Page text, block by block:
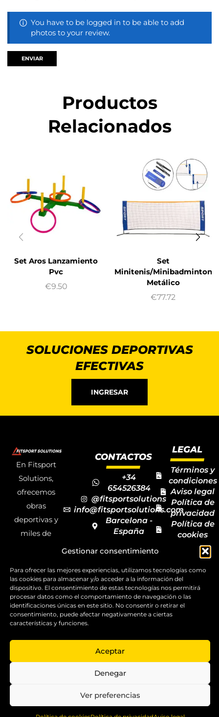
Gestionar consentimiento
Para ofrecer las mejores experiencias, utilizamos tecnologías como
las cookies para almacenar y/o acceder a la información del
dispositivo. El consentimiento de estas tecnologías nos permitirá
procesar datos como el comportamiento de navegación o las
identificaciones únicas en este sitio. No consentir o retirar el
consentimiento, puede afectar negativamente a ciertas
características y funciones.
Aceptar
Denegar
Ver preferencias
You have to be logged in to be able to add
photos to your review.
Productos
Relacionados
Set Aros Lanzamiento
Pvc
€9.50
Set
Minitenis/Minibadminton
Metálico
€77.72
SOLUCIONES DEPORTIVAS
EFECTIVAS
INGRESAR
En Fitsport
Solutions,
ofrecemos
obras
deportivas y
miles de
deportivos
para todas las
disciplinas,
garantizando
la calidad y el
servicio.
Copyright ©
Solutions
CONTACTOS
+34
654526384
@fitsportsolutions
info@fitsportsolutions.com
Barcelona -
España
de contacto
LEGAL
Términos y
condiciones
Aviso legal
Política de
privacidad
Política de
cookies
Mapa del
sitio